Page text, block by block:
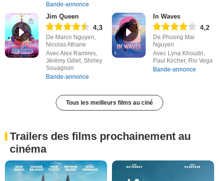
Bande-annonce
Jim Queen
4,3
De Marco Nguyen,
Nicolas Athane
Avec Alex Ramires,
Jérémy Gillet, Shirley
Souagnon
Bande-annonce
In Waves
4,2
De Phuong Mai
Nguyen
Avec Lyna Khoudri,
Paul Kircher, Rio Vega
Bande-annonce
Tous les meilleurs films au ciné
Trailers des films prochainement au
cinéma